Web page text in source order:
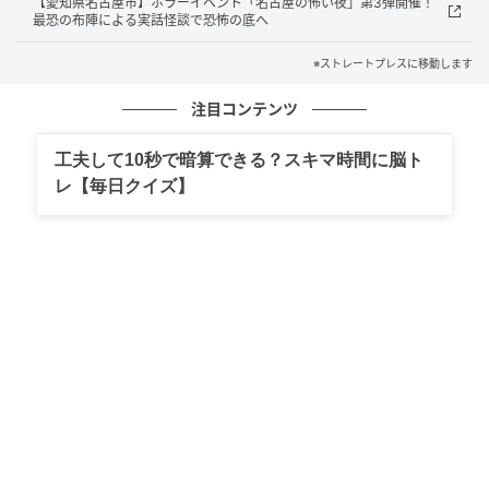
『隕石と共に現れた異形の海獣』[/caption]
『神奈川沖浪裏』の巨大な波に潜む影、『山下白雨』
の稲妻が走る麓に対し快晴の山頂を覆う異形の空、江
最恐の布陣による実話怪談で恐怖の底へ
※ストレートプレスに移動します
注目コンテンツ
工夫して10秒で暗算できる？スキマ時間に脳ト
レ【毎日クイズ】